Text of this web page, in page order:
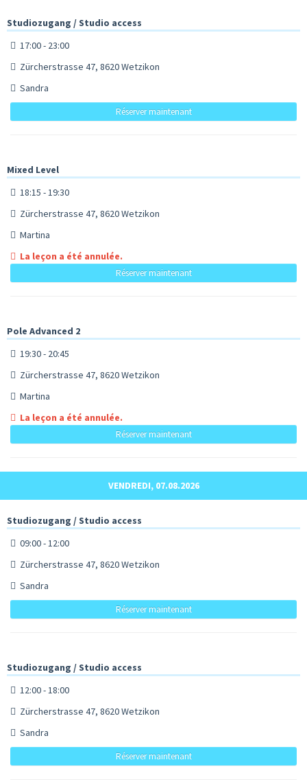
Studiozugang / Studio access
17:00 - 23:00
Zürcherstrasse 47, 8620 Wetzikon
Sandra
Réserver maintenant
Mixed Level
18:15 - 19:30
Zürcherstrasse 47, 8620 Wetzikon
Martina
La leçon a été annulée.
Réserver maintenant
Pole Advanced 2
19:30 - 20:45
Zürcherstrasse 47, 8620 Wetzikon
Martina
La leçon a été annulée.
Réserver maintenant
VENDREDI, 07.08.2026
Studiozugang / Studio access
09:00 - 12:00
Zürcherstrasse 47, 8620 Wetzikon
Sandra
Réserver maintenant
Studiozugang / Studio access
12:00 - 18:00
Zürcherstrasse 47, 8620 Wetzikon
Sandra
Réserver maintenant